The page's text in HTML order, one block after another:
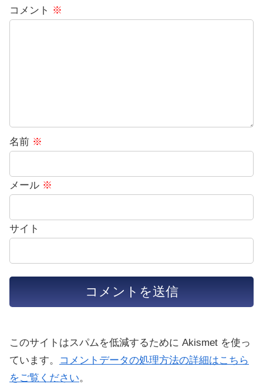
コメント ※
名前 ※
メール ※
サイト
このサイトはスパムを低減するために Akismet を使っ
ています。
コメントデータの処理方法の詳細はこちら
をご覧ください。